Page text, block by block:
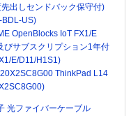
出しセンドバック保守付)
BDL-US)
OpenBlocks IoT FX1/E
びサブスクリプション1年付
E/D11/H1S1)
ThinkPad L14
光ファイバーケーブル